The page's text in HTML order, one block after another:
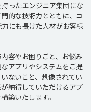
ったエンジニア集団にな
的な技術力とともに、コ
にも長けた人材がお客様
容やお困りごと、お悩み
アプリやシステムをご提
ないこと、想像されてい
納得していただけるアプ
築いたします。